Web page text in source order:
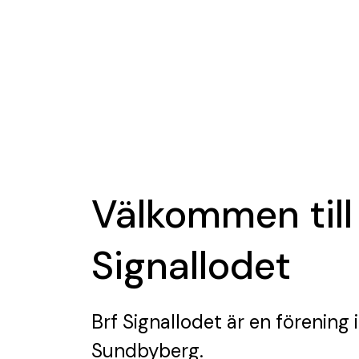
Välkommen
Signallodet
Brf Signallodet är en förening i
Sundbyberg.